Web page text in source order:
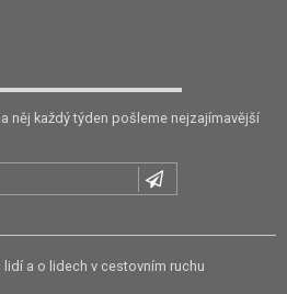
něj každý týden pošleme nejzajímavější
a o lidech v cestovním ruchu